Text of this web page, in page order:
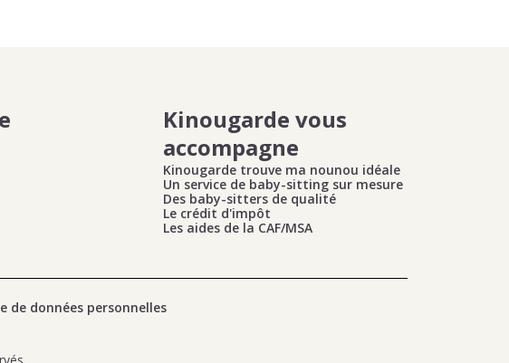
Kinougarde vous
accompagne
Kinougarde trouve ma nounou idéale
Un service de baby-sitting sur mesure
Des baby-sitters de qualité
Le crédit d'impôt
Les aides de la CAF/MSA
de données personnelles